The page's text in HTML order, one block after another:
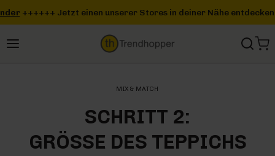
+++ +++ Jetzt einen unserer Stores in deiner Nähe entdecken -
MIX & MATCH
SCHRITT 2:
GRÖSSE DES TEPPICHS